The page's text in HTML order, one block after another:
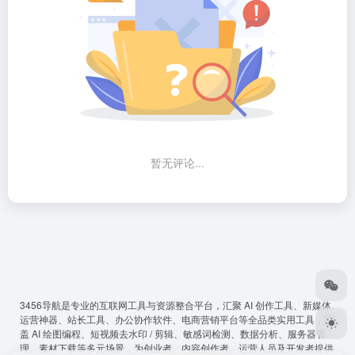
暂无评论...
3456导航是专业的互联网工具与资源整合平台，汇聚 AI 创作工具、新媒体
运营神器、站长工具、办公协作软件、电商营销平台等全品类实用工具，覆
盖 AI 绘图编程、短视频去水印 / 剪辑、敏感词检测、数据分析、服务器管
理、素材下载等多元场景，为创业者、内容创作者、运营人员及开发者提供